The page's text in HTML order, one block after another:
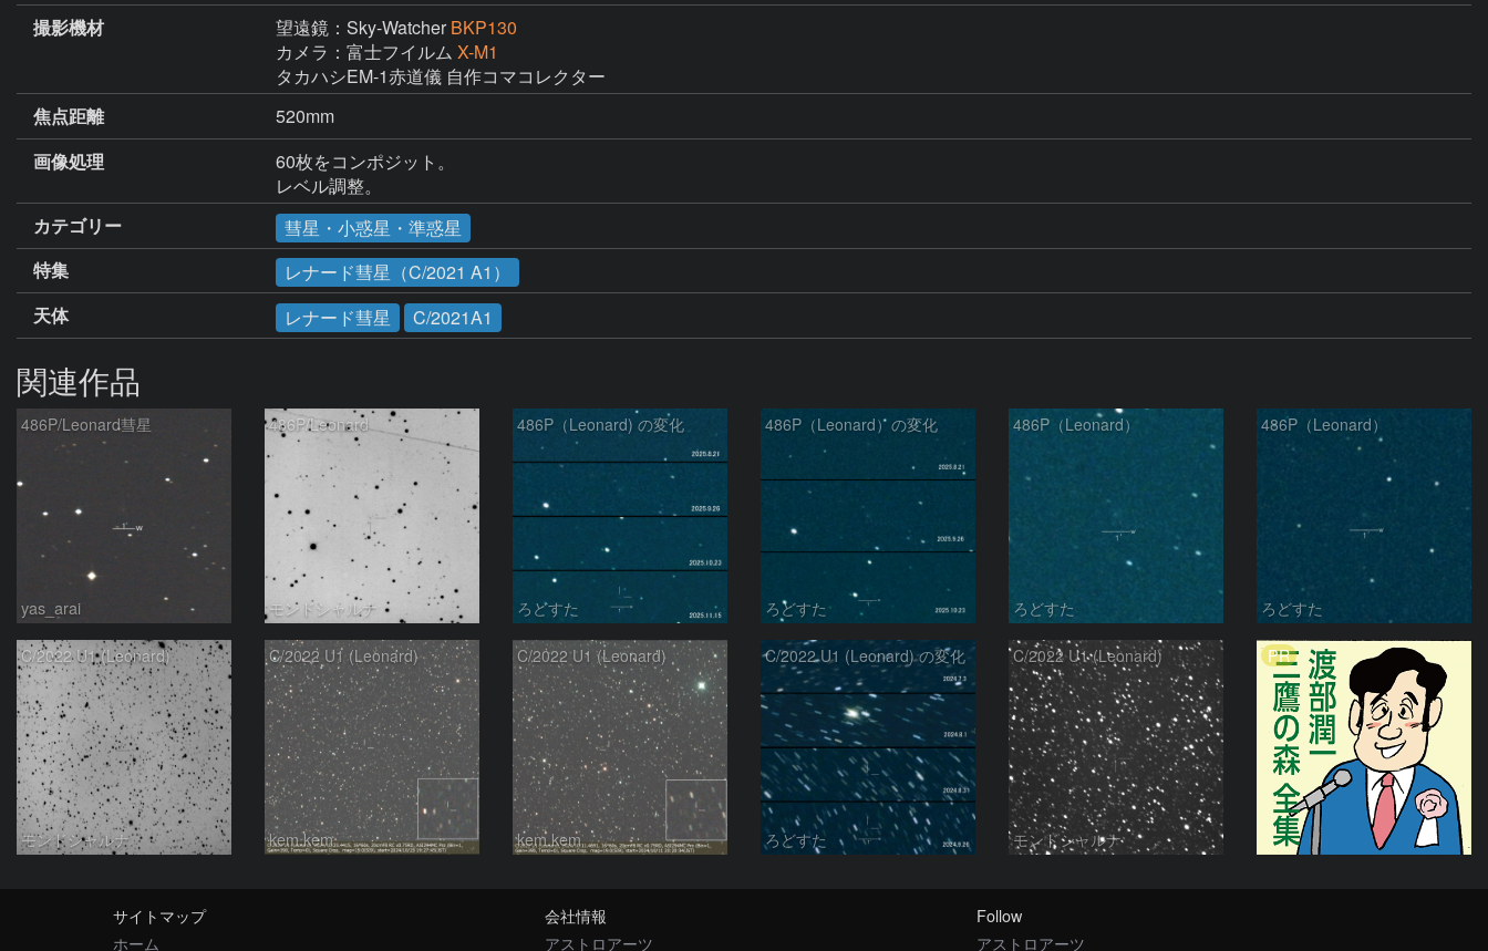
撮影機材
望遠鏡：Sky-Watcher BKP130
カメラ：富士フイルム X-M1
タカハシEM-1赤道儀 自作コマコレクター
焦点距離
520mm
画像処理
60枚をコンポジット。
レベル調整。
カテゴリー
彗星・小惑星・準惑星
特集
レナード彗星（C/2021 A1）
天体
レナード彗星 C/2021A1
関連作品
486P/Leonard彗星
yas_arai
486P/Leonard
モンドシャルナ
486P（Leonard) の変化
ろどすた
486P（Leonard）の変化
ろどすた
486P（Leonard）
ろどすた
486P（Leonard）
ろどすた
C/2022 U1 (Leonard)
モンドシャルナ
C/2022 U1 (Leonard)
kem.kem
C/2022 U1 (Leonard)
kem.kem
C/2022 U1 (Leonard) の変化
ろどすた
C/2022 U1 (Leonard)
モンドシャルナ
PR
サイトマップ
ホーム
会社情報
アストロアーツ
Follow
アストロアーツ